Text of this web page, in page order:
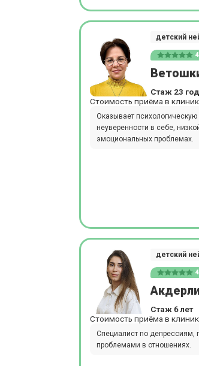
детский
Стаж 23
Стоимость приёма в
Оказывает
неуверенности в себе,
эмоциональных проблемах.
детский
4
Стаж 6 лет
Стоимость приёма в
Специалист по депрессиям,
проблемами в отношениях.